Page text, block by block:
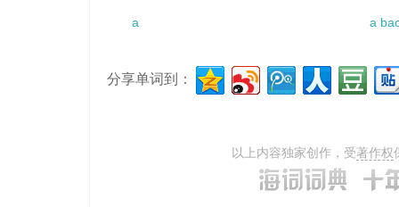
a a
分享单词到：
以上内容独家创作，受著作权